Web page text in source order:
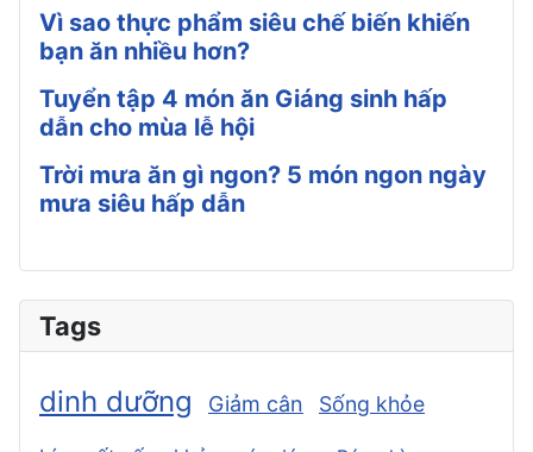
Vì sao thực phẩm siêu chế biến khiến
bạn ăn nhiều hơn?
Tuyển tập 4 món ăn Giáng sinh hấp
dẫn cho mùa lễ hội
Trời mưa ăn gì ngon? 5 món ngon ngày
mưa siêu hấp dẫn
Tags
dinh dưỡng Giảm cân Sống khỏe